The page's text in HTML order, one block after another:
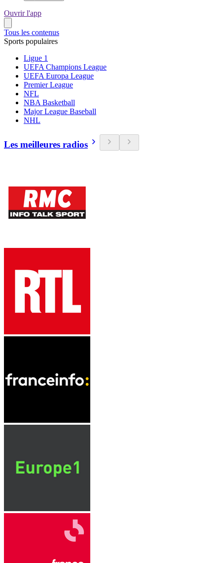
Ouvrir l'app
Tous les contenus
Sports populaires
Ligue 1
UEFA Champions League
UEFA Europa League
Premier League
NFL
NBA Basketball
Major League Baseball
NHL
Les meilleures radios